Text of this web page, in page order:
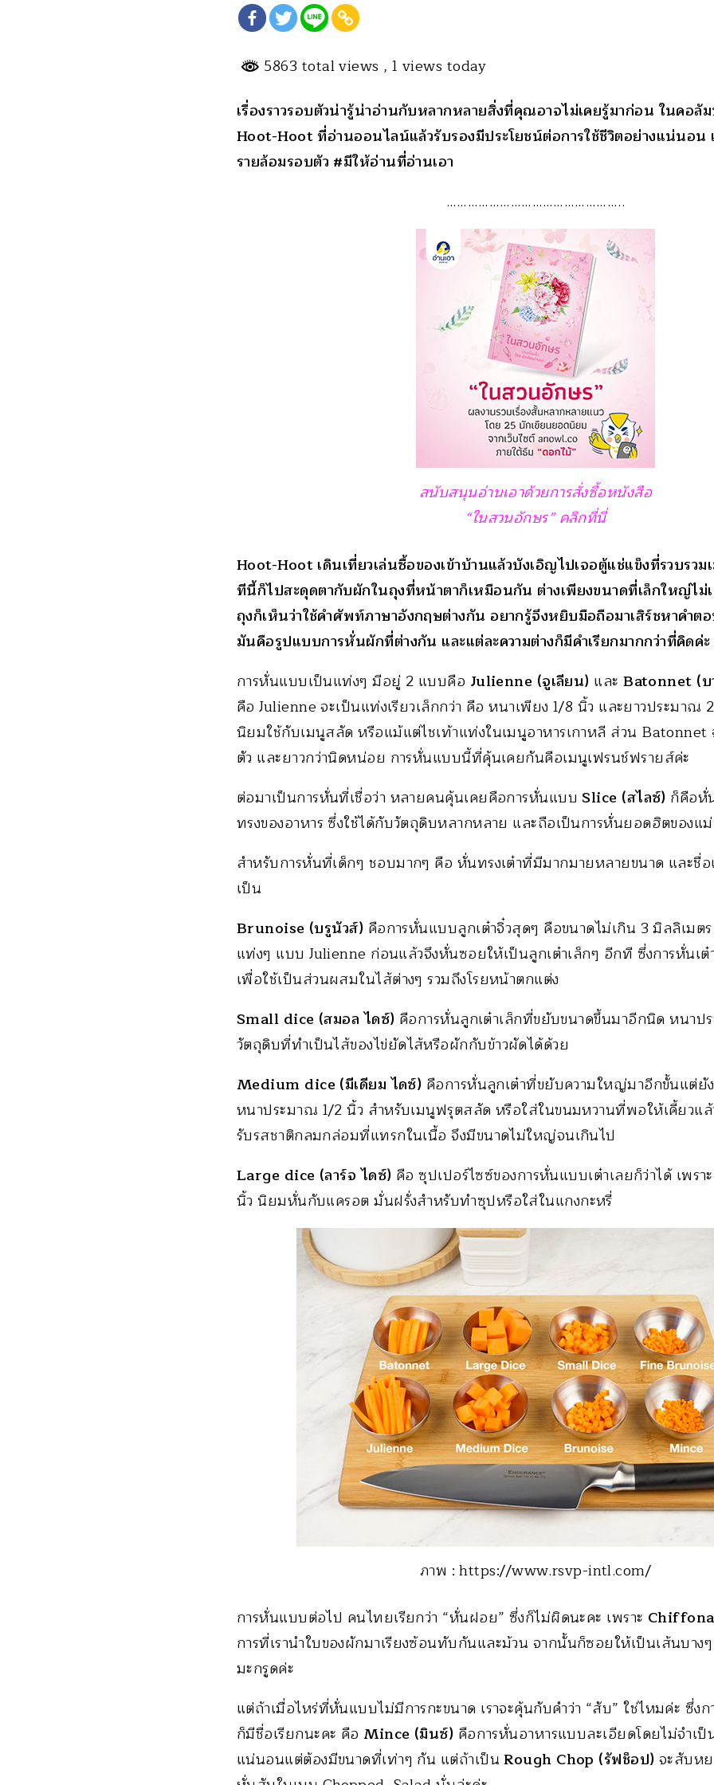
5863 total views , 1 views today
เรื่องราวรอบตัวน่ารู้น่าอ่านกับหลากหลายสิ่งที่คุณอาจไม่เคยรู้มาก่อน ในคอ
Hoot-Hoot ที่อ่านออนไลน์แล้วรับรองมีประโยชน์ต่อการใช้ชีวิตอย่างแน่นอน เ
รายล้อมรอบตัว #มีให้อ่านที่อ่านเอา
…………………………………………..
สนับสนุนอ่านเอาด้วยการสั่งซื้อหนังสือ
“ในสวนอักษร” คลิกที่นี่
Hoot-Hoot เดินเที่ยวเล่นซื้อของเข้าบ้านแล้วบังเอิญไปเจอตู้แช่แข็งที่รวบรวม
ทีนี้ก็ไปสะดุดตากับผักในถุงที่หน้าตาก็เหมือนกัน ต่างเพียงขนาดที่เล็กใหญ่ไ
ถุงก็เห็นว่าใช้คำศัพท์ภาษาอังกฤษต่างกัน อยากรู้จึงหยิบมือถือมาเสิร์ชหาคำต
มันคือรูปแบบการหั่นผักที่ต่างกัน และแต่ละความต่างก็มีคำเรียกมากกว่าที่คิดค่ะ
การหั่นแบบเป็นแท่งๆ มีอยู่ 2 แบบคือ Julienne (จูเลียน) และBatonnet (บ
คือ Julienne จะเป็นแท่งเรียวเล็กกว่า คือ หนาเพียง 1/8 นิ้ว และยาวประมาณ
นิยมใช้กับเมนูสลัด หรือแม้แต่ไชเท้าแท่งในเมนูอาหารเกาหลี ส่วน Batonnet
ตัว และยาวกว่านิดหน่อย การหั่นแบบนี้ที่คุ้นเคยกันคือเมนูเฟรนช์ฟรายส์ค่ะ
ต่อมาเป็นการหั่นที่เชื่อว่า หลายคนคุ้นเคยคือการหั่นแบบ Slice (สไลซ์) ก็คือหั่
ทรงของอาหาร ซึ่งใช้ได้กับวัตถุดิบหลากหลาย และถือเป็นการหั่นยอดฮิตของแ
สำหรับการหั่นที่เด็กๆ ชอบมากๆ คือ หั่นทรงเต๋าที่มีมากมายหลายขนาด และชื่อ
เป็น
Brunoise (บรูนัวส์) คือการหั่นแบบลูกเต๋าจิ๋วสุดๆ คือขนาดไม่เกิน 3 มิลลิเมต
แท่งๆ แบบ Julienne ก่อนแล้วจึงหั่นซอยให้เป็นลูกเต๋าเล็กๆ อีกที ซึ่งการหั่นเ
เพื่อใช้เป็นส่วนผสมในไส้ต่างๆ รวมถึงโรยหน้าตกแต่ง
Small dice (สมอล ไดซ์) คือการหั่นลูกเต๋าเล็กที่ขยับขนาดขึ้นมาอีกนิด หนาป
วัตถุดิบที่ทำเป็นไส้ของไข่ยัดไส้หรือผักกับข้าวผัดได้ด้วย
Medium dice (มีเดียม ไดซ์) คือการหั่นลูกเต๋าที่ขยับความใหญ่มาอีกขั้นแต่
หนาประมาณ 1/2 นิ้ว สำหรับเมนูฟรุตสลัด หรือใส่ในขนมหวานที่พอให้เคี้ยวแ
รับรสชาติกลมกล่อมที่แทรกในเนื้อ จึงมีขนาดไม่ใหญ่จนเกินไป
Large dice (ลาร์จ ไดซ์) คือ ซุปเปอร์ไซซ์ของการหั่นแบบเต๋าเลยก็ว่าได้ เพร
นิ้ว นิยมหั่นกับแครอต มั่นฝรั่งสำหรับทำซุปหรือใส่ในแกงกะหรี่
ภาพ : https://www.rsvp-intl.com/
การหั่นแบบต่อไป คนไทยเรียกว่า “หั่นฝอย” ซึ่งก็ไม่ผิดนะคะ เพราะ
การที่เรานำใบของผักมาเรียงซ้อนทับกันและม้วน จากนั้นก็ซอยให้เป็นเส้นบาง
มะกรูดค่ะ
แต่ถ้าเมื่อไหร่ที่หั่นแบบไม่มีการกะขนาด เราจะคุ้นกับคำว่า “สับ” ใช่ไหมค่ะ ซึ่
ก็มีชื่อเรียกนะคะ คือMince (มินซ์) คือการหั่นอาหารแบบละเอียดโดยไม่จำเ
แน่นอนแต่ต้องมีขนาดที่เท่าๆ กัน แต่ถ้าเป็นRough Chop (รัฟช็อป) จะสับห